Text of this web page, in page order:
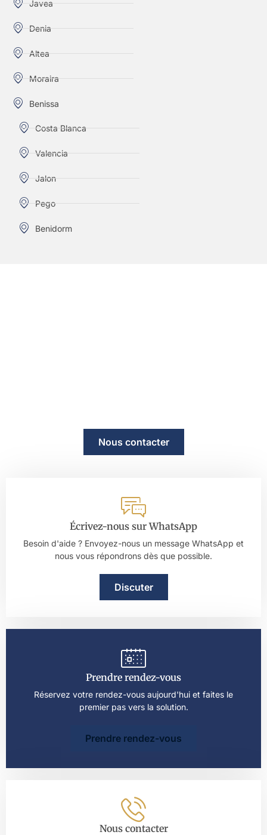
Javea
Denia
Altea
Moraira
Benissa
Costa Blanca
Valencia
Jalon
Pego
Benidorm
Nous contacter
Écrivez-nous sur WhatsApp
Besoin d'aide ? Envoyez-nous un message WhatsApp et
nous vous répondrons dès que possible.
Discuter
Prendre rendez-vous
Réservez votre rendez-vous aujourd'hui et faites le
premier pas vers la solution.
Prendre rendez-vous
Nous contacter